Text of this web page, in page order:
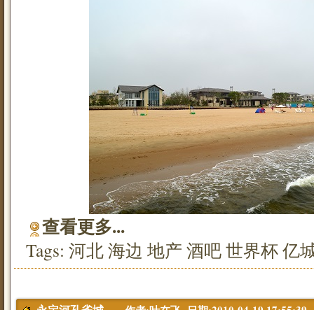
查看更多...
Tags: 河北海边 地产 酒吧世界杯亿